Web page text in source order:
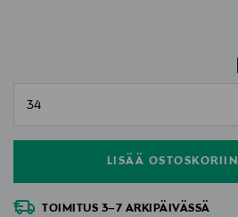
LISÄÄ OSTOSKORIIN
TOIMITUS 3–7 ARKIPÄIVÄSSÄ